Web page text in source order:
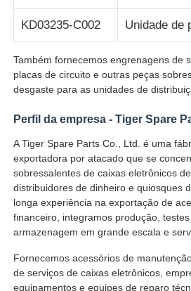
Impressora do cartão
máquina de cartão
Peças sobressalentes para
Máquina ATM
Reciclador de moedas
KD03235-C002 Unidade de
Também fornecemos engrenagens de
placas de circuito e outras peças
desgaste para as unidades de
Perfil da empresa - Tiger Spare
A Tiger Spare Parts Co., Ltd. é uma
exportadora por atacado que se
sobressalentes de caixas eletrônicos
distribuidores de dinheiro e quiosques
longa experiência na exportação de
financeiro, integramos produção, testes
armazenagem em grande escala e
Fornecemos acessórios de
de serviços de caixas eletrônicos,
equipamentos e equipes de reparo